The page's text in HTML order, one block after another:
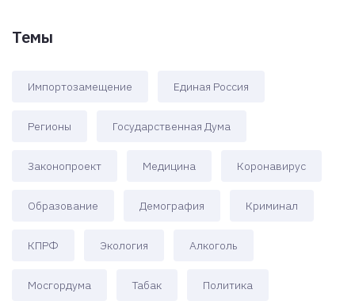
Темы
Импортозамещение Единая Россия
Регионы Государственная Дума
Законопроект Медицина Коронавирус
Образование Демография Криминал
КПРФ Экология Алкоголь
Мосгордума Табак Политика